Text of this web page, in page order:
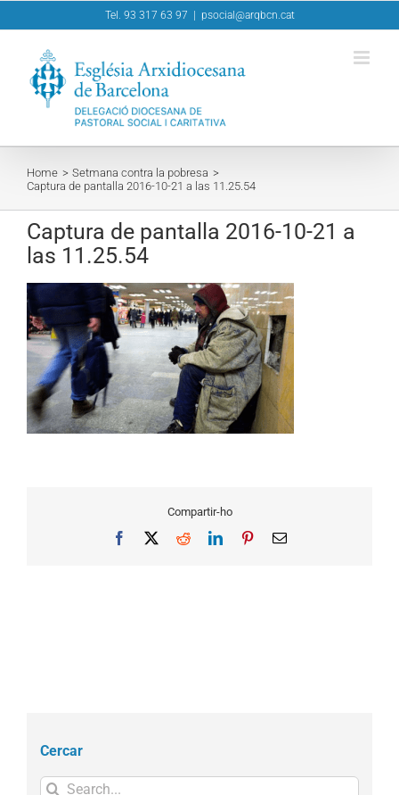
to
Tel. 93 317 63 97 psocial@arqbcn.cat
Home
Setmana contra la pobresa
Captura de pantalla 2016-10-21 a las 11.25.54
Captura de pantalla 2016-10-21 a
las 11.25.54
Compartir-ho
Facebook RedditLinkedInPinterestEmail
Cercar
Search